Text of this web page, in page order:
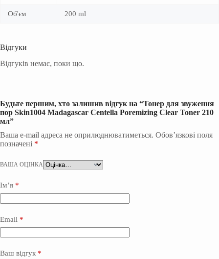
Об'єм 200 ml
Відгуки
Відгуків немає, поки що.
Будьте першим, хто залишив відгук на “Тонер для звуження
пор Skin1004 Madagascar Centella Poremizing Clear Toner 210
мл”
Ваша e-mail адреса не оприлюднюватиметься. Обов’язкові поля
позначені *
ВАША ОЦІНКА
Ім’я *
Email *
Ваш відгук *